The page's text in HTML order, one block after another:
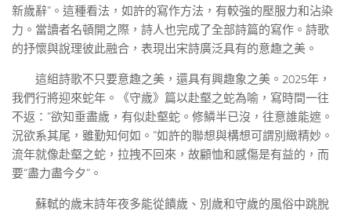
新歲辭”。這種看法，如許的寫作方法，有較強的壓服力和沾染
力。當讀者名頓開之際，詩人也完成了全部詩篇的寫作。詩歌
的抒懷與說理彼此融合，表現出宋詩廣泛具有的意趣之美。
這組詩歌不只要意趣之美，還具有興趣象之美。2025年，
我們行將迎來蛇年。《守歲》篇以赴壑之蛇為喻，寫時間一往
不返：“欲知垂盡歲，有似赴壑蛇。修鱗半已沒，往意誰能遮。
況欲系其尾，雖勤知何如。”如許的聯想與構想可謂別緻精妙。
流年就像赴壑之蛇，拉拽不回來，故顧恤和感傷是有益的，而
要“盡力盡今夕”。
蘇軾的歲末詩年夜多能從饋歲、別歲和守歲的風俗中跳脫